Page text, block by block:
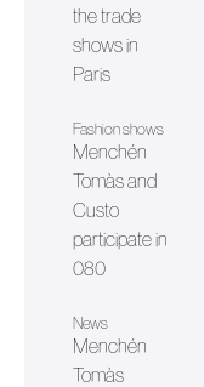
the trade
shows in
Paris
Fashion shows
Menchén
Tomàs and
Custo
participate in
080
News
Menchén
Tomàs